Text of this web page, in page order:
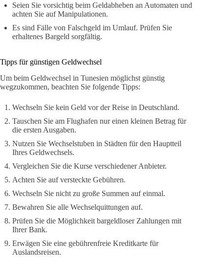
Seien Sie vorsichtig beim Geldabheben an Automaten und
achten Sie auf Manipulationen.
Es sind Fälle von Falschgeld im Umlauf. Prüfen Sie
erhaltenes Bargeld sorgfältig.
Tipps für günstigen Geldwechsel
Um beim Geldwechsel in Tunesien möglichst günstig
wegzukommen, beachten Sie folgende Tipps:
Wechseln Sie kein Geld vor der Reise in Deutschland.
Tauschen Sie am Flughafen nur einen kleinen Betrag für
die ersten Ausgaben.
Nutzen Sie Wechselstuben in Städten für den Hauptteil
Ihres Geldwechsels.
Vergleichen Sie die Kurse verschiedener Anbieter.
Achten Sie auf versteckte Gebühren.
Wechseln Sie nicht zu große Summen auf einmal.
Bewahren Sie alle Wechselquittungen auf.
Prüfen Sie die Möglichkeit bargeldloser Zahlungen mit
Ihrer Bank.
Erwägen Sie eine gebührenfreie Kreditkarte für
Auslandsreisen.